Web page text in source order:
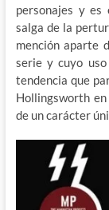
personajes y es
salga de la
mención aparte
serie y cuyo
tendencia que
Hollingsworth
de un carácter